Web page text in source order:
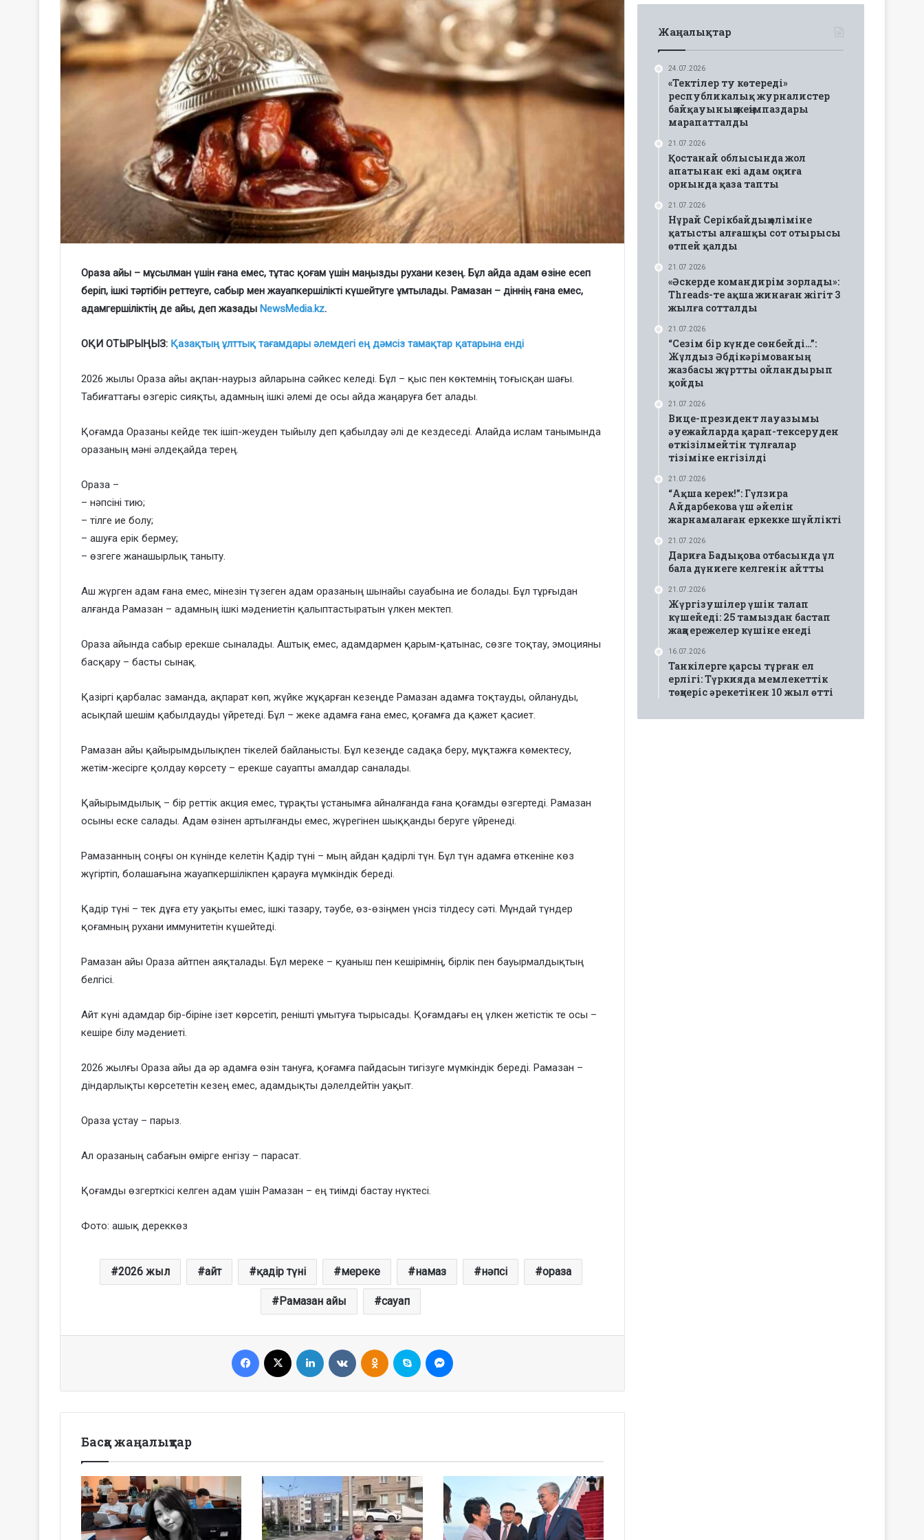
Ораза айы – мұсылман үшін ғана емес, тұтас қоғам үшін маңызды рухани кезең. Бұл айда адам өзіне есеп
беріп, ішкі тәртібін реттеуге, сабыр мен жауапкершілікті күшейтуге ұмтылады. Рамазан – діннің ғана емес,
адамгершіліктің де айы, деп жазады NewsMedia.kz.
ОҚИ ОТЫРЫҢЫЗ: Қазақтың ұлттық тағамдары әлемдегі ең дәмсіз тамақтар қатарына енді
2026 жылы Ораза айы ақпан-наурыз айларына сәйкес келеді. Бұл – қыс пен көктемнің тоғысқан шағы.
Табиғаттағы өзгеріс сияқты, адамның ішкі әлемі де осы айда жаңаруға бет алады.
Қоғамда Оразаны кейде тек ішіп-жеуден тыйылу деп қабылдау әлі де кездеседі. Алайда ислам танымында
оразаның мәні әлдеқайда терең.
Ораза –
– нәпсіні тию;
– тілге ие болу;
– ашуға ерік бермеу;
– өзгеге жанашырлық таныту.
Аш жүрген адам ғана емес, мінезін түзеген адам оразаның шынайы сауабына ие болады. Бұл тұрғыдан
алғанда Рамазан – адамның ішкі мәдениетін қалыптастыратын үлкен мектеп.
Ораза айында сабыр ерекше сыналады. Аштық емес, адамдармен қарым-қатынас, сөзге тоқтау, эмоцияны
басқару – басты сынақ.
Қазіргі қарбалас заманда, ақпарат көп, жүйке жұқарған кезеңде Рамазан адамға тоқтауды, ойлануды,
асықпай шешім қабылдауды үйретеді. Бұл – жеке адамға ғана емес, қоғамға да қажет қасиет.
Рамазан айы қайырымдылықпен тікелей байланысты. Бұл кезеңде садақа беру, мұқтажға көмектесу,
жетім-жесірге қолдау көрсету – ерекше сауапты амалдар саналады.
Қайырымдылық – бір реттік акция емес, тұрақты ұстанымға айналғанда ғана қоғамды өзгертеді. Рамазан
осыны еске салады. Адам өзінен артылғанды емес, жүрегінен шыққанды беруге үйренеді.
Рамазанның соңғы он күнінде келетін Қадір түні – мың айдан қадірлі түн. Бұл түн адамға өткеніне көз
жүгіртіп, болашағына жауапкершілікпен қарауға мүмкіндік береді.
Қадір түні – тек дұға ету уақыты емес, ішкі тазару, тәубе, өз-өзіңмен үнсіз тілдесу сәті. Мұндай түндер
қоғамның рухани иммунитетін күшейтеді.
Рамазан айы Ораза айтпен аяқталады. Бұл мереке – қуаныш пен кешірімнің, бірлік пен бауырмалдықтың
белгісі.
Айт күні адамдар бір-біріне ізет көрсетіп, ренішті ұмытуға тырысады. Қоғамдағы ең үлкен жетістік те осы –
кешіре білу мәдениеті.
2026 жылғы Ораза айы да әр адамға өзін тануға, қоғамға пайдасын тигізуге мүмкіндік береді. Рамазан –
діндарлықты көрсететін кезең емес, адамдықты дәлелдейтін уақыт.
Ораза ұстау – парыз.
Ал оразаның сабағын өмірге енгізу – парасат.
Қоғамды өзгерткісі келген адам үшін Рамазан – ең тиімді бастау нүктесі.
Фото: ашық дереккөз
2026 жыл айт қадір түні мереке намаз нәпсі ораза
Рамазан айы сауап
Facebook LinkedIn VKontakteOdnoklassniki
Skype
Басқа жаңалықтар
Жаңалықтар
24.07.2026
«Тектілер ту көтереді»
республикалық журналистер
байқауының жеңімпаздары
марапатталды
21.07.2026
Қостанай облысында жол
апатынан екі адам оқиға
орнында қаза тапты
21.07.2026
Нұрай Серікбайдың өліміне
қатысты алғашқы сот отырысы
өтпей қалды
21.07.2026
«Әскерде командирім зорлады»:
Threads-те ақша жинаған жігіт 3
жылға сотталды
21.07.2026
“Сезім бір күнде сөнбейді…”:
Жұлдыз Әбдікәрімованың
жазбасы жұртты ойландырып
қойды
21.07.2026
Вице-президент лауазымы
әуежайларда қарап-тексеруден
өткізілмейтін тұлғалар
тізіміне енгізілді
21.07.2026
“Ақша керек!”: Гүлзира
Айдарбекова үш әйелін
жарнамалаған еркекке шүйлікті
21.07.2026
Дариға Бадықова отбасында ұл
бала дүниеге келгенін айтты
21.07.2026
Жүргізушілер үшін талап
күшейеді: 25 тамыздан бастап
жаңа ережелер күшіне енеді
16.07.2026
Танкілерге қарсы тұрған ел
ерлігі: Түркияда мемлекеттік
төңкеріс әрекетінен 10 жыл өтті